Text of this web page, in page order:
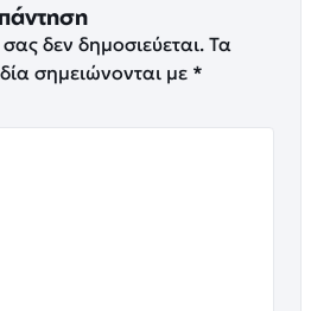
δεν δημοσιεύεται. Τα
σημειώνονται με *